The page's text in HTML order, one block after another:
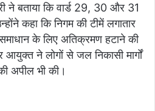
ने बताया कि वार्ड 29, 30 और 31
कहा कि निगम की टीमें लगातार
के लिए अतिक्रमण हटाने की
आयुक्त ने लोगों से जल निकासी मार्गों
अपील भी की।